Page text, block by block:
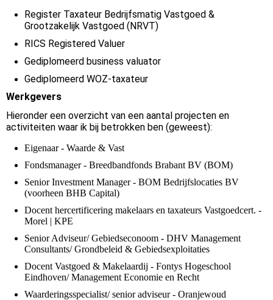
Register Taxateur Bedrijfsmatig Vastgoed &
Grootzakelijk Vastgoed (NRVT)
RICS Registered Valuer
Gediplomeerd business valuator
Gediplomeerd WOZ-taxateur
Werkgevers
Hieronder een overzicht van een aantal projecten en
activiteiten waar ik bij betrokken ben (geweest):
Eigenaar - Waarde & Vast
Fondsmanager - Breedbandfonds Brabant BV (BOM)
Senior Investment Manager - BOM Bedrijfslocaties BV
(voorheen BHB Capital)
Docent hercertificering makelaars en taxateurs Vastgoedcert. -
Morel | KPE
Senior Adviseur/ Gebiedseconoom - DHV Management
Consultants/ Grondbeleid & Gebiedsexploitaties
Docent Vastgoed & Makelaardij - Fontys Hogeschool
Eindhoven/ Management Economie en Recht
Waarderingsspecialist/ senior adviseur - Oranjewoud